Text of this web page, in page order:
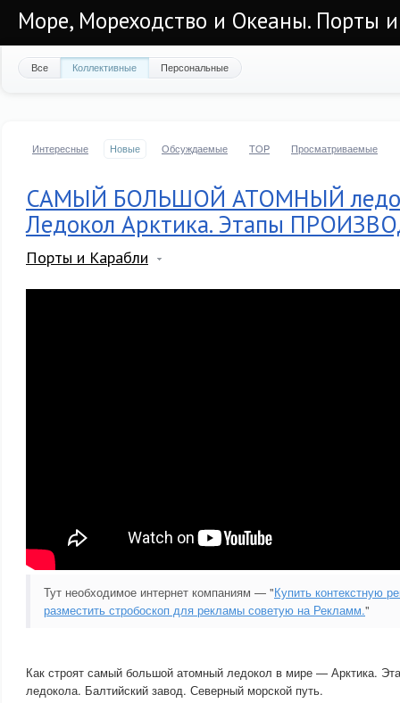
Море, Мореходство и Океаны. Порты
Все Коллективные Персональные
Интересные Новые Обсуждаемые TOP Просматриваемые
САМЫЙ БОЛЬШОЙ АТОМНЫЙ
Ледокол Арктика. Этапы
Порты и Карабли
Тут необходимое интернет компаниям — "Купить контекстную
разместить стробоскоп для рекламы советую на Рекламм."
Как строят самый большой атомный ледокол в мире — Арктика.
ледокола. Балтийский завод. Северный морской путь.